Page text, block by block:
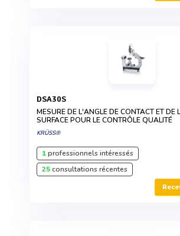
DSA30S
MESURE DE L'ANGLE DE CONTACT ET DE
SURFACE POUR LE CONTRÔLE QUALITÉ
KRÜSS®
1professionnels intéressés
25consultations récentes